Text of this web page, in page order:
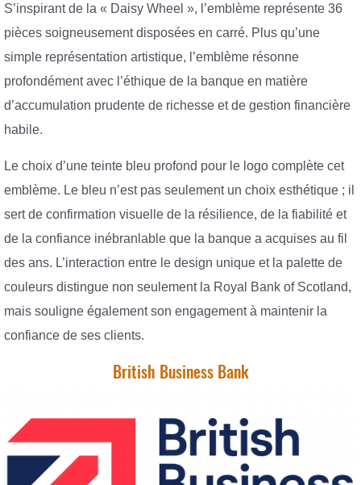
S’inspirant de la « Daisy Wheel », l’emblème représente 36
pièces soigneusement disposées en carré. Plus qu’une
simple représentation artistique, l’emblème résonne
profondément avec l’éthique de la banque en matière
d’accumulation prudente de richesse et de gestion financière
habile.
Le choix d’une teinte bleu profond pour le logo complète cet
emblème. Le bleu n’est pas seulement un choix esthétique ; il
sert de confirmation visuelle de la résilience, de la fiabilité et
de la confiance inébranlable que la banque a acquises au fil
des ans. L’interaction entre le design unique et la palette de
couleurs distingue non seulement la Royal Bank of Scotland,
mais souligne également son engagement à maintenir la
confiance de ses clients.
British Business Bank